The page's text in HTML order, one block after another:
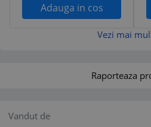
Adauga in cos
Vezi mai
Raporteaza
Vandut de